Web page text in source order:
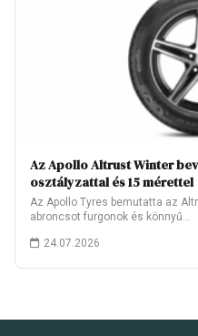
Az Apollo Altrust Winter
osztályzattal és 15 mérettel
Az Apollo Tyres bemutatta az
abroncsot furgonok és könnyű…
24.07.2026